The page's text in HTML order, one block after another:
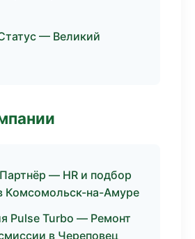
— Великий
— HR и подбор
Комсомольск-на-Амуре
Pulse Turbo — Ремонт
в Череповец